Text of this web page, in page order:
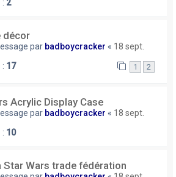
: 2
décor
par badboycracker « 18 sept.
: 17 1 2
Acrylic Display Case
par badboycracker « 18 sept.
: 10
Star Wars trade fédération